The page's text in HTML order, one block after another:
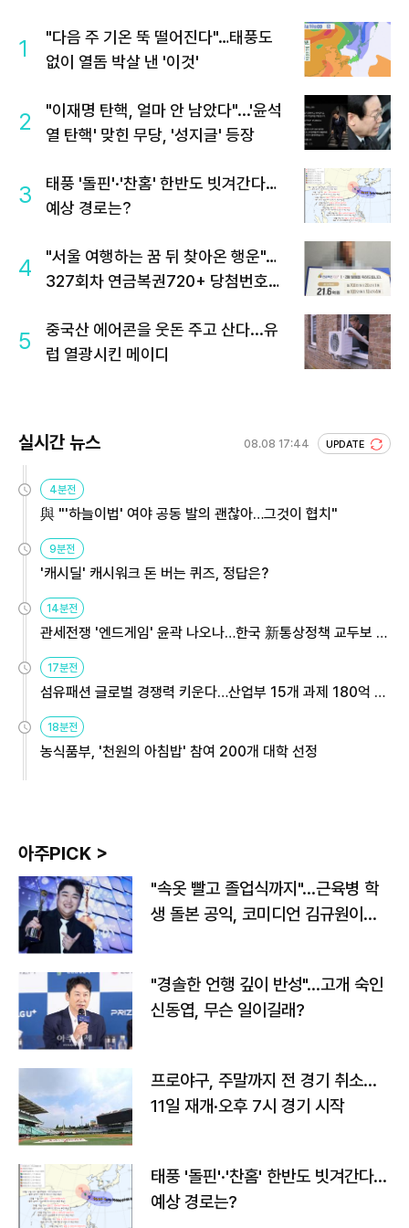
1
"다음 주 기온 뚝 떨어진다"…태풍도
없이 열돔 박살 낸 '이것'
2
"이재명 탄핵, 얼마 안 남았다"...'윤석
열 탄핵' 맞힌 무당, '성지글' 등장
3
태풍 '돌핀'·'찬홈' 한반도 빗겨간다…
예상 경로는?
4
"서울 여행하는 꿈 뒤 찾아온 행운"…
327회차 연금복권720+ 당첨번호조
5
중국산 에어콘을 웃돈 주고 산다...유
럽 열광시킨 메이디
실시간 뉴스 08.08 17:44 UPDATE
4분전
與 "'하늘이법' 여야 공동 발의 괜찮아…그것이 협치"
9분전
'캐시딜' 캐시워크 돈 버는 퀴즈, 정답은?
14분전
관세전쟁 '엔드게임' 윤곽 나오나…한국 新통상정책 교두보 활
17분전
섬유패션 글로벌 경쟁력 키운다…산업부 15개 과제 180억 지
18분전
농식품부, '천원의 아침밥' 참여 200개 대학 선정
아주PICK >
"속옷 빨고 졸업식까지"…근육병 학
생 돌본 공익, 코미디언 김규원이었
"경솔한 언행 깊이 반성"…고개 숙인
신동엽, 무슨 일이길래?
프로야구, 주말까지 전 경기 취소…
11일 재개·오후 7시 경기 시작
태풍 '돌핀'·'찬홈' 한반도 빗겨간다…
예상 경로는?